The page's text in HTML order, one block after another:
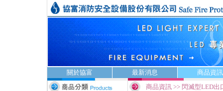
關於協富 最新消息 商品資訊
商品資訊 >> 閃滅型LED